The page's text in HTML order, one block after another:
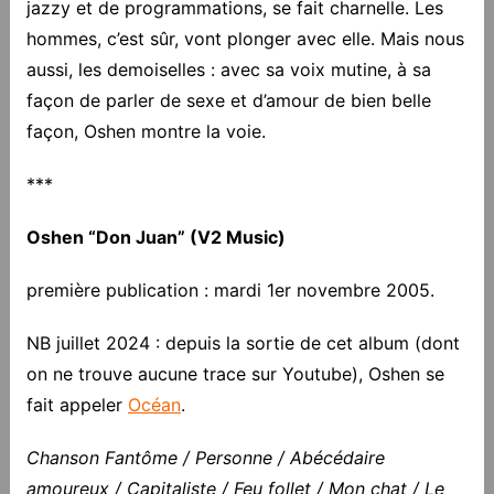
jazzy et de programmations, se fait charnelle. Les
hommes, c’est sûr, vont plonger avec elle. Mais nous
aussi, les demoiselles : avec sa voix mutine, à sa
façon de parler de sexe et d’amour de bien belle
façon, Oshen montre la voie.
***
Oshen “Don Juan” (V2 Music)
première publication : mardi 1er novembre 2005.
NB juillet 2024 : depuis la sortie de cet album (dont
on ne trouve aucune trace sur Youtube), Oshen se
fait appeler Océan.
Chanson Fantôme / Personne / Abécédaire
amoureux / Capitaliste / Feu follet / Mon chat / Le